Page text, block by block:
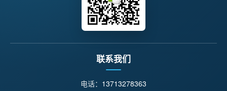
联系我们
电话： 13713278363